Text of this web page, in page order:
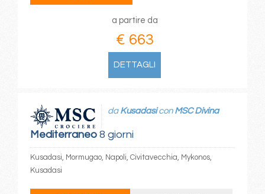
a partire da
€ 663
DETTAGLI
Mediterraneo8 giorni
da Kusadasicon MSC Divina
Kusadasi, Mormugao, Napoli, Civitavecchia, Mykonos,
Kusadasi